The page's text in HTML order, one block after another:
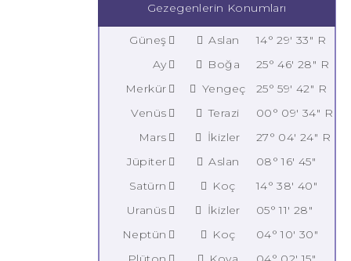
Gezegenlerin Konumları
Güneş Aslan
14° 29' 33" R
Ay
Boğa
25° 46' 28" R
Merkür
Yengeç
25° 59' 42" R
Venüs
Terazi
00° 09' 34" R
Mars
İkizler
27° 04' 24" R
Jüpiter
Aslan
08° 16' 45"
Satürn
Koç
14° 38' 40"
Uranüs
İkizler
05° 11' 28"
Neptün
Koç
04° 10' 30"